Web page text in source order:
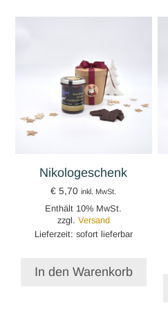
Nikologeschenk
€ 5,70 inkl. MwSt.
Enthält 10% MwSt.
zzgl. Versand
Lieferzeit: sofort lieferbar
In den Warenkorb